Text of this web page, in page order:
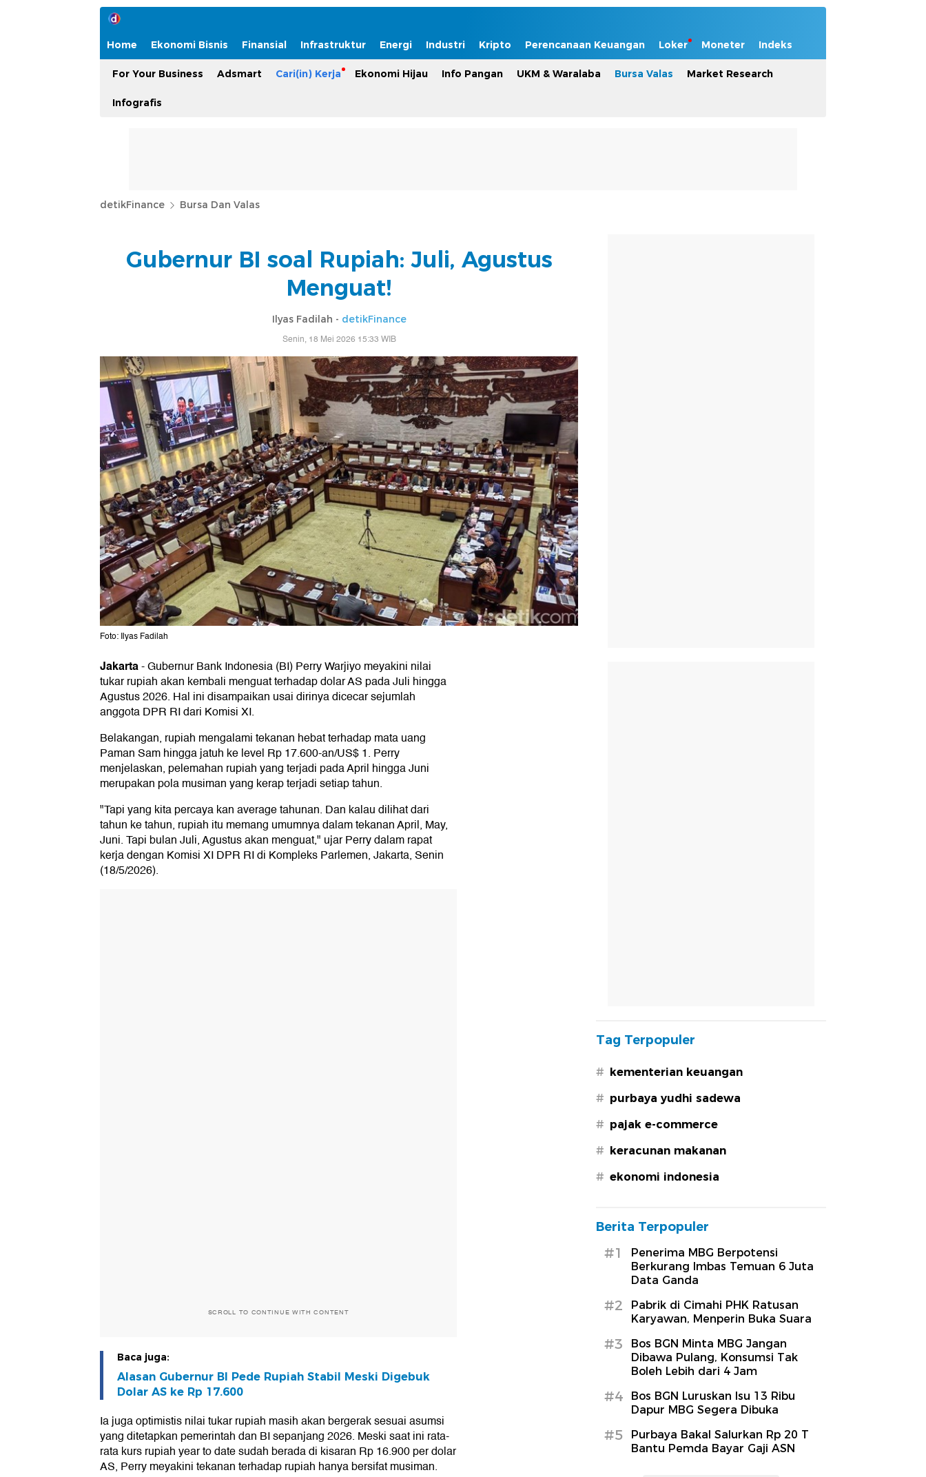
Home Ekonomi Bisnis Finansial Infrastruktur Energi Industri Kripto Perencanaan Keuangan Loker Moneter Indeks
For Your Business Adsmart Cari(in) Kerja Ekonomi Hijau Info Pangan UKM & Waralaba Bursa Valas Market Research
Infografis
detikFinance Bursa Dan Valas
Gubernur BI soal Rupiah: Juli, Agustus
Menguat!
Ilyas Fadilah - detikFinance
Senin, 18 Mei 2026 15:33 WIB
Foto: Ilyas Fadilah
Jakarta-Gubernur Bank Indonesia (BI) Perry Warjiyo meyakini nilai
tukar rupiah akan kembali menguat terhadap dolar AS pada Juli hingga
Agustus 2026. Hal ini disampaikan usai dirinya dicecar sejumlah
anggota DPR RI dari Komisi XI.
Belakangan, rupiah mengalami tekanan hebat terhadap mata uang
Paman Sam hingga jatuh ke level Rp 17.600-an/US$ 1. Perry
menjelaskan, pelemahan rupiah yang terjadi pada April hingga Juni
merupakan pola musiman yang kerap terjadi setiap tahun.
"Tapi yang kita percaya kan average tahunan. Dan kalau dilihat dari
tahun ke tahun, rupiah itu memang umumnya dalam tekanan April, May,
Juni. Tapi bulan Juli, Agustus akan menguat," ujar Perry dalam rapat
kerja dengan Komisi XI DPR RI di Kompleks Parlemen, Jakarta, Senin
(18/5/2026).
SCROLL TO CONTINUE WITH CONTENT
Baca juga:
Alasan Gubernur BI Pede Rupiah Stabil Meski Digebuk
Dolar AS ke Rp 17.600
Ia juga optimistis nilai tukar rupiah masih akan bergerak sesuai asumsi
yang ditetapkan pemerintah dan BI sepanjang 2026. Meski saat ini rata-
rata kurs rupiah year to date sudah berada di kisaran Rp 16.900 per dolar
AS, Perry meyakini tekanan terhadap rupiah hanya bersifat musiman.
Tag Terpopuler
# kementerian keuangan
# purbaya yudhi sadewa
# pajak e-commerce
# keracunan makanan
# ekonomi indonesia
Berita Terpopuler
#1
Penerima MBG Berpotensi
Berkurang Imbas Temuan 6 Juta
Data Ganda
#2
Pabrik di Cimahi PHK Ratusan
Karyawan, Menperin Buka Suara
#3
Bos BGN Minta MBG Jangan
Dibawa Pulang, Konsumsi Tak
Boleh Lebih dari 4 Jam
#4
Bos BGN Luruskan Isu 13 Ribu
Dapur MBG Segera Dibuka
#5
Purbaya Bakal Salurkan Rp 20 T
Bantu Pemda Bayar Gaji ASN